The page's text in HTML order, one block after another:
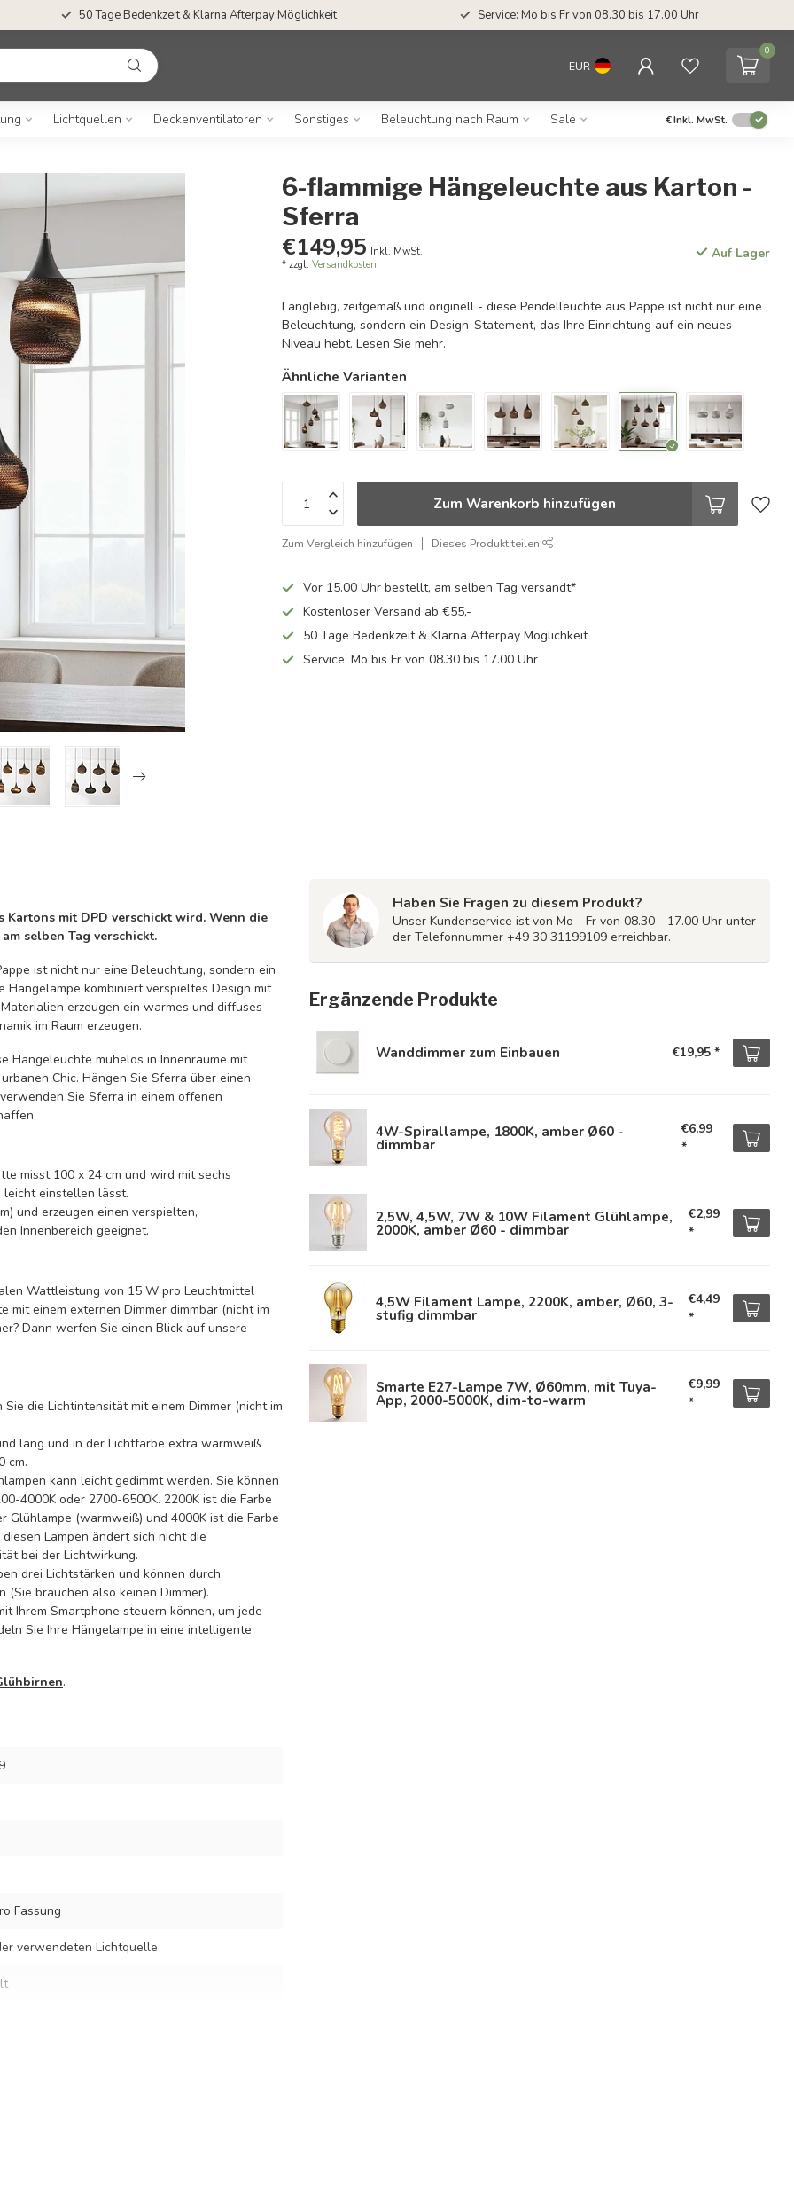
50 Tage Bedenkzeit & Klarna Afterpay Möglichkeit Service: Mo bis Fr von 08.30 bis 17.00 Uhr
EUR
0
Lichtquellen Deckenventilatoren Sonstiges Beleuchtung nach Raum Sale €Inkl. MwSt.
6-flammige Hängeleuchte aus Karton -
Sferra
€149,95 Inkl. MwSt.
* zzgl.Versandkosten
Auf Lager
Langlebig, zeitgemäß und originell - diese Pendelleuchte aus Pappe ist nicht nur eine
Beleuchtung, sondern ein Design-Statement, das Ihre Einrichtung auf ein neues
Niveau hebt.Lesen Sie mehr.
Ähnliche Varianten
Zum Warenkorb hinzufügen
Zum Vergleich hinzufügen Dieses Produkt teilen
Vor 15.00 Uhr bestellt, am selben Tag versandt*
Kostenloser Versand ab €55,-
50 Tage Bedenkzeit & Klarna Afterpay Möglichkeit
Service: Mo bis Fr von 08.30 bis 17.00 Uhr
mit DPD verschickt wird. Wenn die
selben Tag verschickt.
ist nicht nur eine Beleuchtung, sondern ein
kombiniert verspieltes Design mit
erzeugen ein warmes und diffuses
im Raum erzeugen.
Hängeleuchte mühelos in Innenräume mit
Chic. Hängen Sie Sferra über einen
Sie Sferra in einem offenen
misst 100 x 24 cm und wird mit sechs
leicht einstellen lässt.
und erzeugen einen verspielten,
Innenbereich geeignet.
Wattleistung von 15 W pro Leuchtmittel
einem externen Dimmer dimmbar (nicht im
Dann werfen Sie einen Blick auf unsere
die Lichtintensität mit einem Dimmer (nicht im
lang und in der Lichtfarbe extra warmweiß
cm.
kann leicht gedimmt werden. Sie können
4000K oder 2700-6500K. 2200K ist die Farbe
Glühlampe (warmweiß) und 4000K ist die Farbe
Lampen ändert sich nicht die
bei der Lichtwirkung.
drei Lichtstärken und können durch
brauchen also keinen Dimmer).
Ihrem Smartphone steuern können, um jede
Sie Ihre Hängelampe in eine intelligente
.
Fassung
verwendeten Lichtquelle
Haben Sie Fragen zu diesem Produkt?
Unser Kundenservice ist von Mo - Fr von 08.30 - 17.00 Uhr unter
der Telefonnummer +49 30 31199109 erreichbar.
Ergänzende Produkte
Wanddimmer zum Einbauen €19,95 *
4W-Spirallampe, 1800K, amber Ø60 -
dimmbar
€6,99
*
2,5W, 4,5W, 7W & 10W Filament Glühlampe,
2000K, amber Ø60 - dimmbar
€2,99
*
4,5W Filament Lampe, 2200K, amber, Ø60, 3-
stufig dimmbar
€4,49
*
Smarte E27-Lampe 7W, Ø60mm, mit Tuya-
App, 2000-5000K, dim-to-warm
€9,99
*